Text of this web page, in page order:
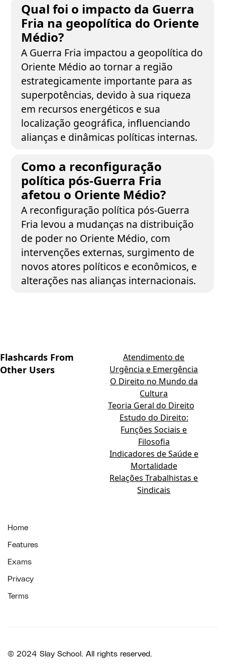
Qual foi o impacto da Guerra
Fria na geopolítica do Oriente
Médio?
A Guerra Fria impactou a geopolítica do
Oriente Médio ao tornar a região
estrategicamente importante para as
superpotências, devido à sua riqueza
em recursos energéticos e sua
localização geográfica, influenciando
alianças e dinâmicas políticas internas.
Como a reconfiguração
política pós-Guerra Fria
afetou o Oriente Médio?
A reconfiguração política pós-Guerra
Fria levou a mudanças na distribuição
de poder no Oriente Médio, com
intervenções externas, surgimento de
novos atores políticos e econômicos, e
alterações nas alianças internacionais.
Flashcards From
Other Users
Atendimento de
Urgência e Emergência
O Direito no Mundo da
Cultura
Teoria Geral do Direito
Estudo do Direito:
Funções Sociais e
Filosofia
Indicadores de Saúde e
Mortalidade
Relações Trabalhistas e
Sindicais
Home
Features
Exams
Privacy
Terms
© 2024 Slay School. All rights reserved.